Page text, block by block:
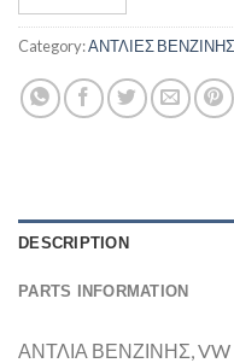
Category:ΑΝΤΛΙΕΣ ΒΕΝΖΙΝΗΣ
DESCRIPTION
PARTS INFORMATION
ΑΝΤΛΙΑ ΒΕΝΖΙΝΗΣ, VW